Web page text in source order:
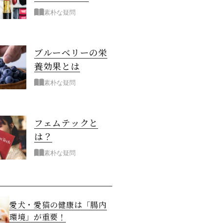
素朴な疑問
ブルーベリーの栄
養効果とは
素朴な疑問
フェムテックと
は？
素朴な疑問
愛犬・愛猫の健康は「腸内
環境」が重要！